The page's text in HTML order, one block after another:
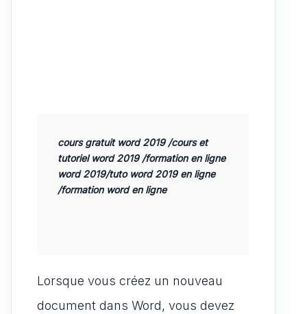
cours gratuit word 2019 /cours et
tutoriel word 2019 /formation en ligne
word 2019/tuto word 2019 en ligne
/formation word en ligne
Lorsque vous créez un nouveau
document dans Word, vous devez